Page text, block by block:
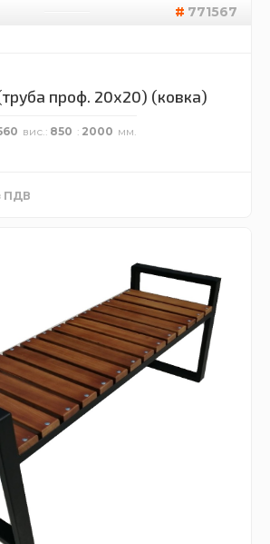
771567
проф. 20х20) (ковка)
вис. 850 2000
ПДВ